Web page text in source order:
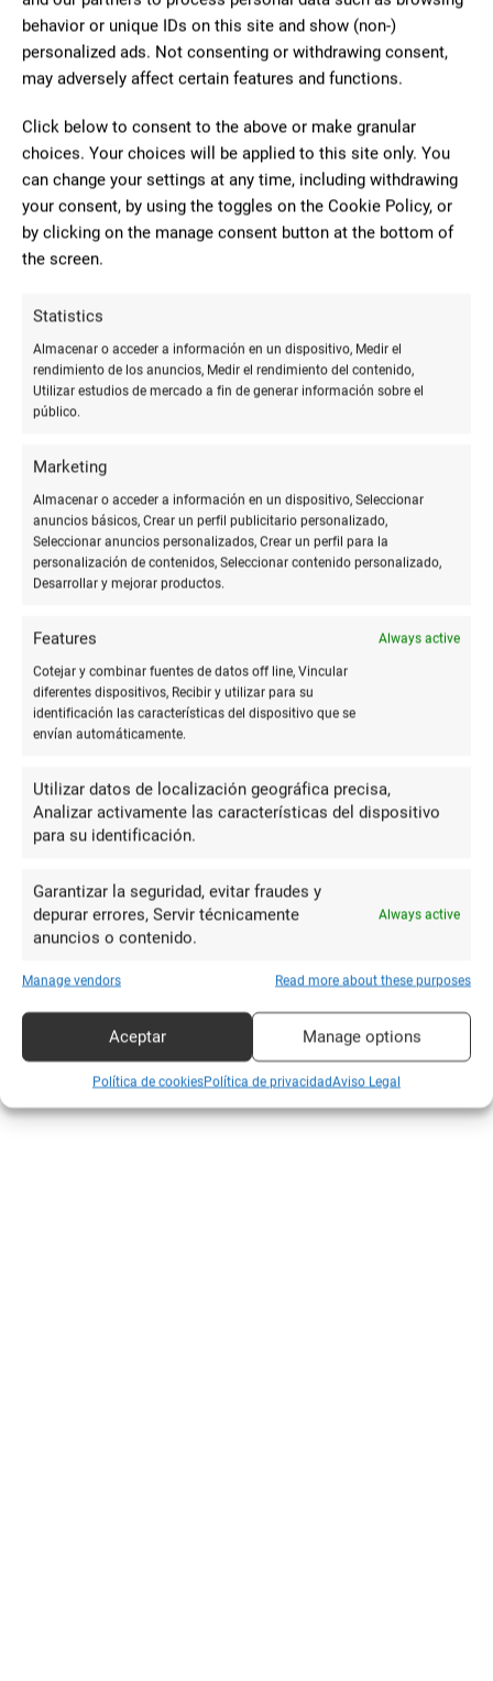
behavior or unique IDs on this site and show (non-)
personalized ads. Not consenting or withdrawing consent,
may adversely affect certain features and functions.
Click below to consent to the above or make granular
choices. Your choices will be applied to this site only. You
can change your settings at any time, including withdrawing
your consent, by using the toggles on the Cookie Policy, or
by clicking on the manage consent button at the bottom of
the screen.
Statistics
Almacenar o acceder a información en un dispositivo, Medir el
rendimiento de los anuncios, Medir el rendimiento del contenido,
Utilizar estudios de mercado a fin de generar información sobre el
público.
Marketing
Almacenar o acceder a información en un dispositivo, Seleccionar
anuncios básicos, Crear un perfil publicitario personalizado,
Seleccionar anuncios personalizados, Crear un perfil para la
personalización de contenidos, Seleccionar contenido personalizado,
Desarrollar y mejorar productos.
Features Always active
Cotejar y combinar fuentes de datos off line, Vincular
diferentes dispositivos, Recibir y utilizar para su
identificación las características del dispositivo que se
envían automáticamente.
Utilizar datos de localización geográfica precisa,
Analizar activamente las características del dispositivo
para su identificación.
Garantizar la seguridad, evitar fraudes y
depurar errores, Servir técnicamente
anuncios o contenido.
Always active
Manage vendors Read more about these purposes
Aceptar Manage options
Política de cookiesPolítica de privacidadAviso Legal
Bonillo Papelería-Librería
Papelería • 39 Reviews • €€€€
Carrera de Natalio Rivas, 53, 04770 Adra, Almería
950560500
Sin web
CERRADO